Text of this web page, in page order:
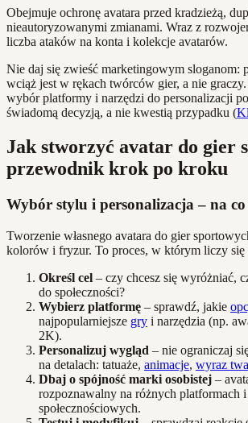
Obejmuje ochronę avatara przed kradzieżą,
nieautoryzowanymi zmianami. Wraz z
liczba ataków na konta i kolekcje avatarów.
Nie daj się zwieść marketingowym sloganom:
wciąż jest w rękach twórców gier, a nie graczy.
wybór platformy i narzędzi do personalizacji
świadomą decyzją, a nie kwestią przypadku (
Jak stworzyć avatar do gier
przewodnik krok po kroku
Wybór stylu i personalizacja – na
Tworzenie własnego avatara do gier
kolorów i fryzur. To proces, w którym liczy się
Określ cel – czy chcesz się wyróżniać,
do społeczności?
Wybierz platformę – sprawdź, jakie
najpopularniejsze gry i narzędzia (np.
2K).
Personalizuj wygląd – nie ograniczaj
na detalach: tatuaże, animacje, wyraz
Dbaj o spójność marki osobistej –
rozpoznawalny na różnych platformach i
społecznościowych.